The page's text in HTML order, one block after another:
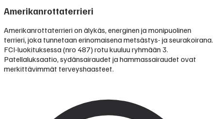
Amerikanrottaterrieri
Amerikanrottaterrieri on älykäs, energinen ja monipuolinen
terrieri, joka tunnetaan erinomaisena metsästys- ja seurakoirana.
FCI-luokituksessa (nro 487) rotu kuuluu ryhmään 3.
Patellaluksaatio, sydänsairaudet ja hammassairaudet ovat
merkittävimmät terveyshaasteet.